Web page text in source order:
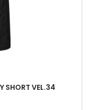
SHORT VEL.34